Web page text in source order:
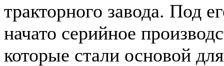
тракторного завода. Под
начато серийное
которые стали основой